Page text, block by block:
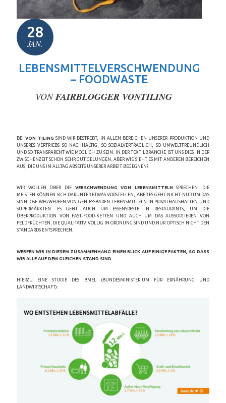
28
JAN.
LEBENSMITTELVERSCHWENDUNG
– FOODWASTE
VONFAIRBLOGGER VONTILING
BEIVON TILING SIND WIR BESTREBT, IN ALLEN BEREICHEN UNSERER PRODUKTION UND
UNSERES VERTRIEBS SO NACHHALTIG, SO SOZIALVERTRÄGLICH, SO UMWELTFREUNDLICH
UND SO TRANSPARENT WIE MÖGLICH ZU SEIN. IN DER TEXTILBRANCHE IST UNS DIES IN DER
ZWISCHENZEIT SCHON SEHR GUT GELUNGEN. ABER WIE SIEHT ES MIT ANDEREN BEREICHEN
AUS, DIE UNS IM ALLTAG ABSEITS UNSERER ARBEIT BEGEGNEN?
WIR WOLLEN ÜBER DIE VERSCHWENDUNG VON LEBENSMITTELN SPRECHEN. DIE
MEISTEN KÖNNEN SICH DARUNTER ETWAS VORSTELLEN, ABER ES GEHT NICHT NUR UM DAS
SINNLOSE WEGWERFEN VON GENIESSBAREN LEBENSMITTELN IN PRIVATHAUSHALTEN UND S
UPERMÄRKTEN. ES GEHT AUCH UM ESSENSRESTE IN RESTAURANTS, UM DIE Ü
BERPRODUKTION VON FAST-FOOD-KETTEN UND AUCH UM DAS AUSSORTIEREN VON F
ELDFRÜCHTEN, DIE QUALITATIV VÖLLIG IN ORDNUNG SIND UND NUR OPTISCH NICHT DEN S
TANDARDS ENTSPRECHEN.
WERFEN WIR IN DIESEM ZUSAMMENHANG EINEN BLICK AUF EINIGE FAKTEN, SO DASS
WIR ALLE AUF DEM GLEICHEN STAND SIND.
HIERZU EINE STUDIE DES BMEL (BUNDESMINISTERIUM FÜR ERNÄHRUNG UND
LANDWIRTSCHAFT):